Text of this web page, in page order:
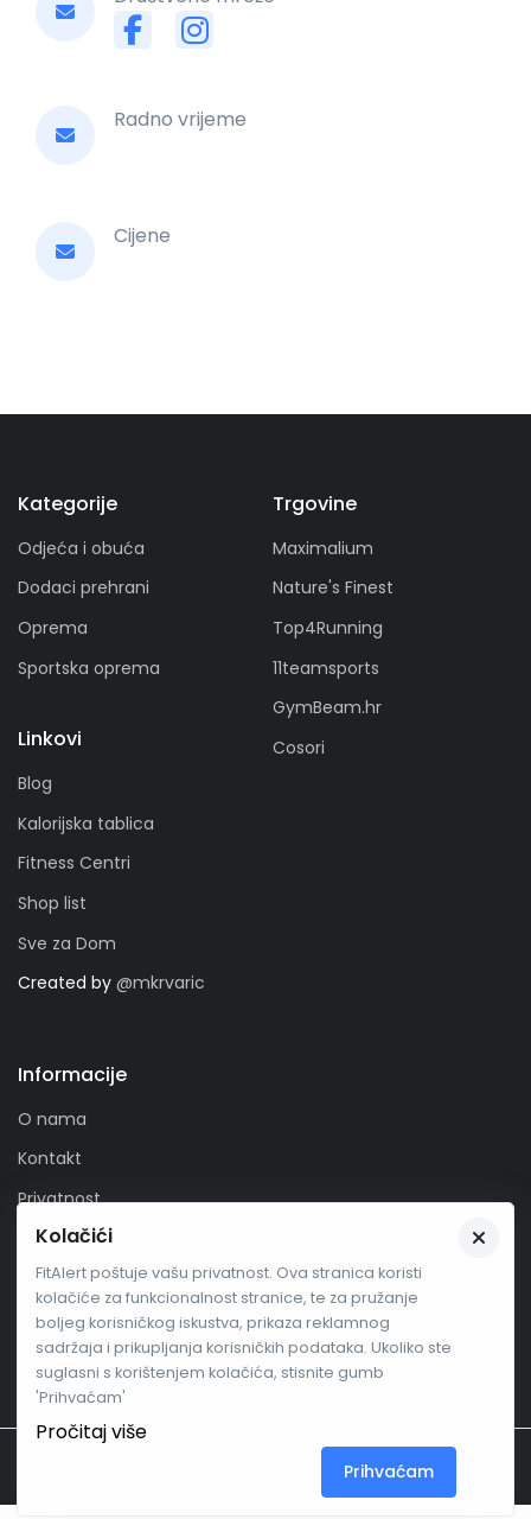
Radno vrijeme
Cijene
Kategorije
Odjeća i obuća
Dodaci prehrani
Oprema
Sportska oprema
Linkovi
Blog
Kalorijska tablica
Fitness Centri
Shop list
Sve za Dom
Created by @mkrvaric
Trgovine
Maximalium
Nature's Finest
Top4Running
11teamsports
GymBeam.hr
Cosori
Informacije
O nama
Kontakt
Privatnost
Zaprati nas
© Fitalert 2026.
Kolačići
FitAlert poštuje vašu privatnost. Ova stranica koristi
kolačiće za funkcionalnost stranice, te za pružanje
boljeg korisničkog iskustva, prikaza reklamnog
sadržaja i prikupljanja korisničkih podataka. Ukoliko ste
suglasni s korištenjem kolačića, stisnite gumb
'Prihvaćam'
Pročitaj više
Prihvaćam